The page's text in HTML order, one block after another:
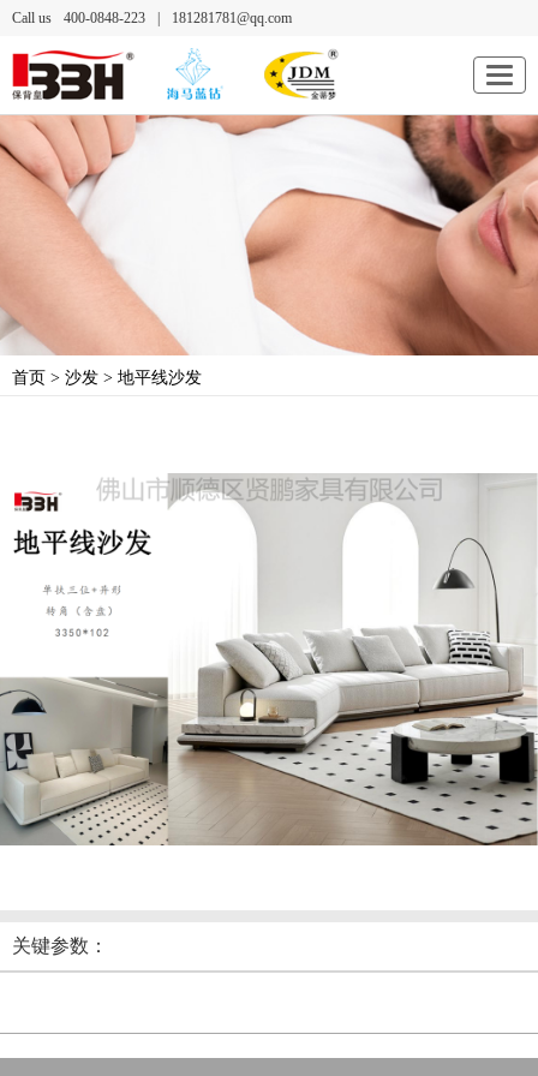
Call us 400-0848-223 181281781@qq.com
首页 > 沙发 > 地平线沙发
关键参数：